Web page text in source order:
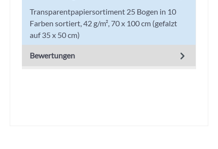
Transparentpapiersortiment 25 Bogen in 10
Farben sortiert, 42 g/m², 70 x 100 cm (gefalzt
auf 35 x 50 cm)
Bewertungen